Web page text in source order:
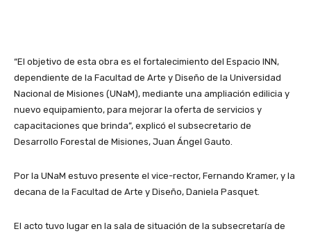
“El objetivo de esta obra es el fortalecimiento del Espacio INN,
dependiente de la Facultad de Arte y Diseño de la Universidad
Nacional de Misiones (UNaM), mediante una ampliación edilicia y
nuevo equipamiento, para mejorar la oferta de servicios y
capacitaciones que brinda”, explicó el subsecretario de
Desarrollo Forestal de Misiones, Juan Ángel Gauto.
Por la UNaM estuvo presente el vice-rector, Fernando Kramer, y la
decana de la Facultad de Arte y Diseño, Daniela Pasquet.
El acto tuvo lugar en la sala de situación de la subsecretaría de